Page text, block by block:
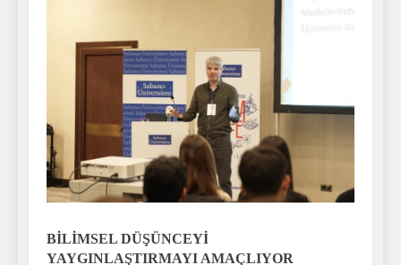
BİLİMSEL DÜŞÜNCEYİ
YAYGINLAŞTIRMAYI AMAÇLIYOR